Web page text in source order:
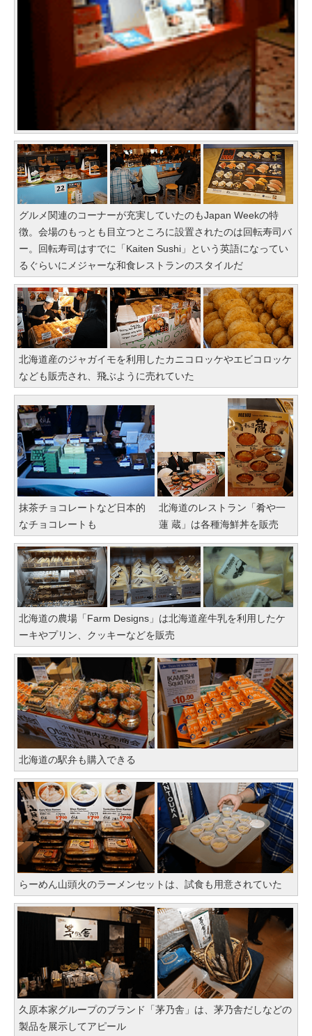
グルメ関連のコーナーが充実していたのもJapan Weekの特
徴。会場のもっとも目立つところに設置されたのは回転寿司バ
ー。回転寿司はすでに「Kaiten Sushi」という英語になってい
るぐらいにメジャーな和食レストランのスタイルだ
北海道産のジャガイモを利用したカニコロッケやエビコロッケ
なども販売され、飛ぶように売れていた
抹茶チョコレートなど日本的
なチョコレートも
北海道のレストラン「肴や一
蓮 蔵」は各種海鮮丼を販売
北海道の農場「Farm Designs」は北海道産牛乳を利用したケ
ーキやプリン、クッキーなどを販売
北海道の駅弁も購入できる
らーめん山頭火のラーメンセットは、試食も用意されていた
久原本家グループのブランド「茅乃舎」は、茅乃舎だしなどの
製品を展示してアピール